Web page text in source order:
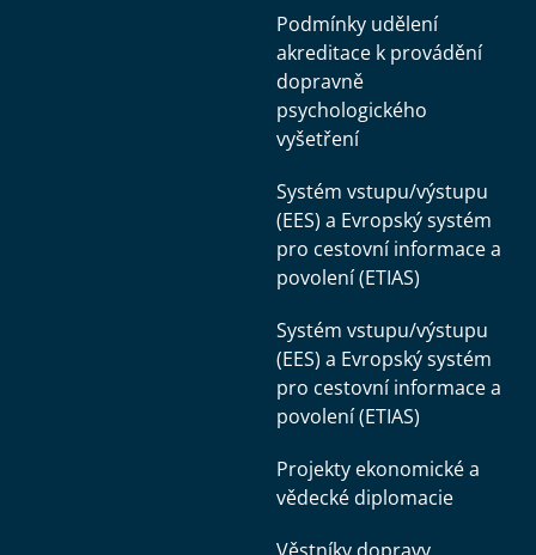
Podmínky udělení
akreditace k provádění
dopravně
psychologického
vyšetření
Systém vstupu/výstupu
(EES) a Evropský systém
pro cestovní informace a
povolení (ETIAS)
Systém vstupu/výstupu
(EES) a Evropský systém
pro cestovní informace a
povolení (ETIAS)
Projekty ekonomické a
vědecké diplomacie